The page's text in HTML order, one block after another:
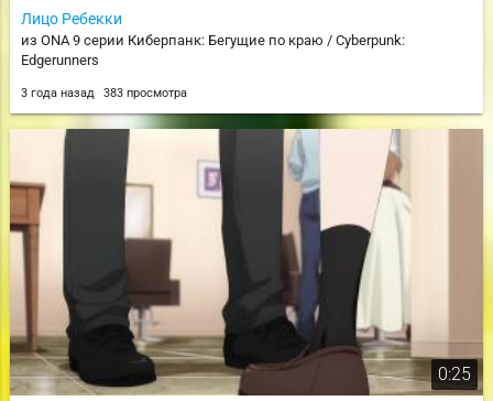
Лицо Ребекки
из ONA 9 серии Киберпанк: Бегущие по краю / Cyberpunk:
Edgerunners
3 года назад 383 просмотра
0:25